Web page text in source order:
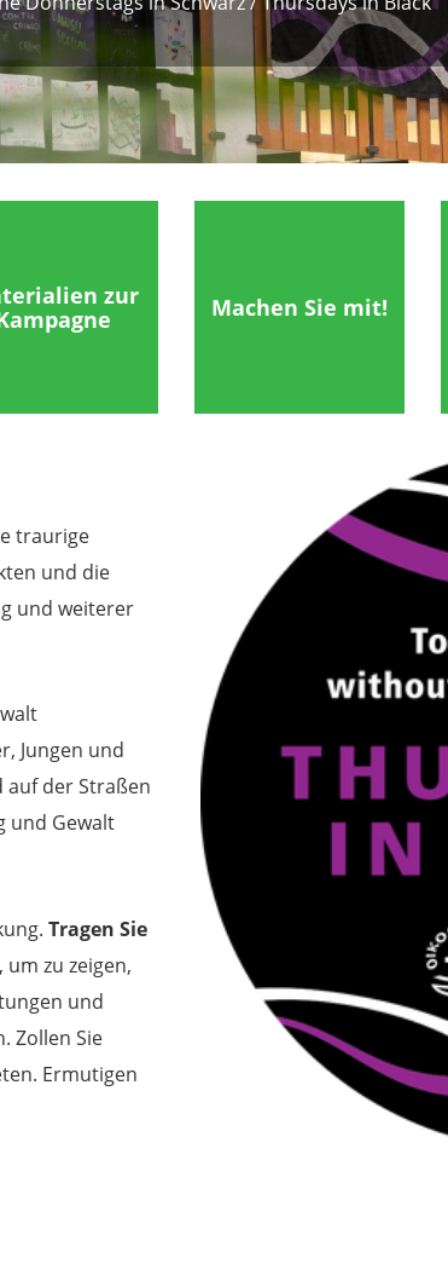
zur
Machen Sie mit!
traurige
und die
und weiterer
Jungen und
auf der Straßen
und Gewalt
Tragen Sie
zu zeigen,
und
Zollen Sie
Ermutigen